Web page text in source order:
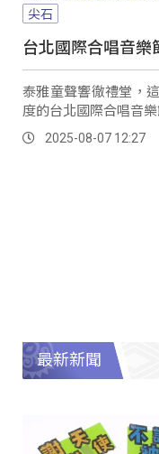
尖石
台北國際合唱音
泰雅童聲響徹禮堂，
度的台北國際合唱音
2025-08-07 12:27
最新新聞